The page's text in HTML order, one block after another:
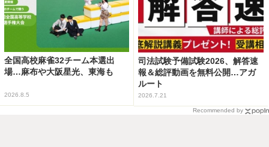
全国高校麻雀32チーム本選出
場…麻布や大阪星光、東海も
2026.8.5
司法試験予備試験2026、解答速
報＆総評動画を無料公開…アガ
ルート
2026.7.21
Recommended by